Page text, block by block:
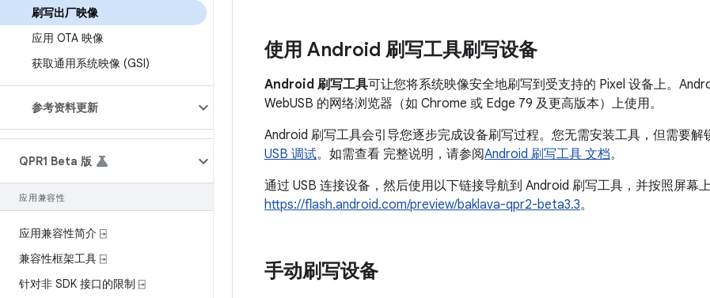
刷写出厂映像
应用 OTA 映像
获取通用系统映像 (GSI)
参考资料更新
QPR1 Beta 版
应用兼容性
应用兼容性简介 ⍈
兼容性框架工具 ⍈
针对非 SDK 接口的限制 ⍈
使用 Android 刷写工具刷写设备
Android 刷写工具可让您将系统映像安全地刷写到受支持的 Pixel 设备上。
WebUSB 的网络浏览器（如 Chrome 或 Edge 79 及更高版本）上使用。
Android 刷写工具会引导您逐步完成设备刷写过程。您无需安装工具，但需要解
USB 调试。如需查看 完整说明，请参阅Android 刷写工具 文档。
通过 USB 连接设备，然后使用以下链接导航到 Android 刷写工具，并按照屏幕
https://flash.android.com/preview/baklava-qpr2-beta3.3。
手动刷写设备